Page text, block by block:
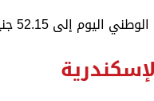
للشراء، 52.25 جنيه للبيع.